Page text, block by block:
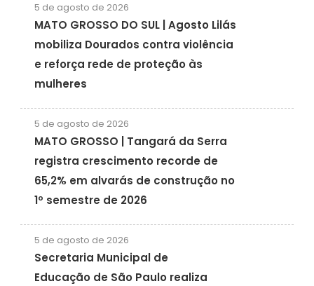
5 de agosto de 2026
MATO GROSSO DO SUL | Agosto Lilás
mobiliza Dourados contra violência
e reforça rede de proteção às
mulheres
5 de agosto de 2026
MATO GROSSO | Tangará da Serra
registra crescimento recorde de
65,2% em alvarás de construção no
1º semestre de 2026
5 de agosto de 2026
Secretaria Municipal de
Educação de São Paulo realiza